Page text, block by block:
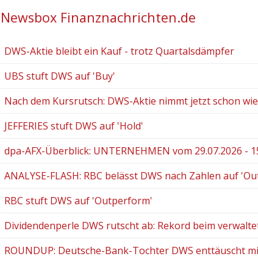
Newsbox Finanznachrichten.de
DWS-Aktie bleibt ein Kauf - trotz Quartalsdämpfer
UBS stuft DWS auf 'Buy'
Nach dem Kursrutsch: DWS-Aktie nimmt jetzt schon
JEFFERIES stuft DWS auf 'Hold'
dpa-AFX-Überblick: UNTERNEHMEN vom 29.07.2026 -
ANALYSE-FLASH: RBC belässt DWS nach Zahlen auf
RBC stuft DWS auf 'Outperform'
Dividendenperle DWS rutscht ab: Rekord beim
ROUNDUP: Deutsche-Bank-Tochter DWS enttäuscht